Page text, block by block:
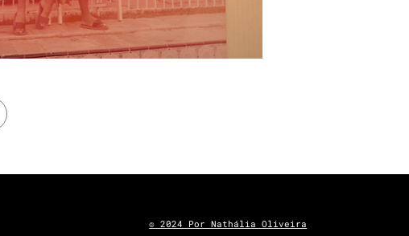
© 2024 Por Nathália Oliveira